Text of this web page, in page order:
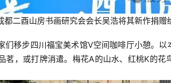
都二酉山房书画研究会会长吴浩将其新作捐赠
们移步四川福宝美术馆V空间咖啡厅小憩。
茗，或打牌消遣。梅花A的山水、红桃K的